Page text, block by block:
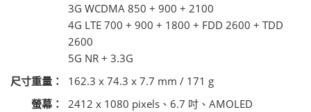
3G WCDMA 850 + 900 + 2100
4G LTE 700 + 900 + 1800 + FDD 2600 + TDD
2600
5G NR + 3.3G
尺寸重量：
162.3 x 74.3 x 7.7 mm / 171 g
螢幕：
2412 x 1080 pixels、6.7 吋、AMOLED